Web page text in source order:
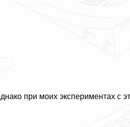
при моих экспериментах с